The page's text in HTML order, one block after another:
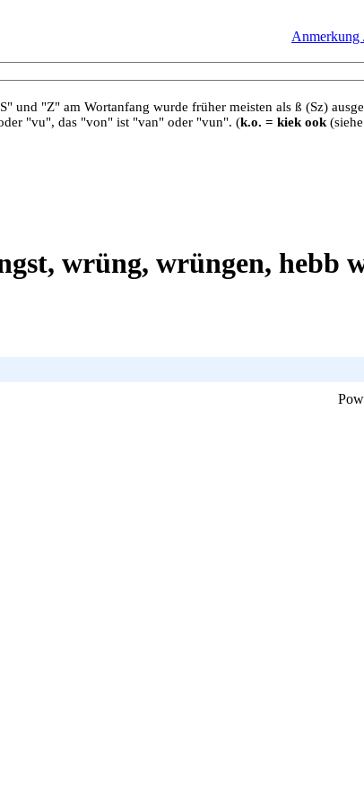
Anmerkung
"Z" am Wortanfang wurde früher meisten als ß (Sz)
"vu", das "von" ist "van" oder "vun". (k.o. = kiek ook
wrüng, wrüngen, hebb